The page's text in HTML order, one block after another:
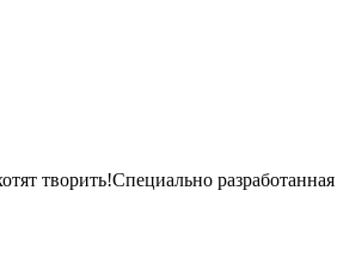
творить!Специально